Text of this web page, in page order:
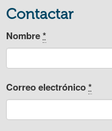
Contactar
Nombre*
Correo electrónico*